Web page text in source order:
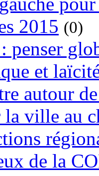
2015 (0)
penser
et
autour
ville au
de la